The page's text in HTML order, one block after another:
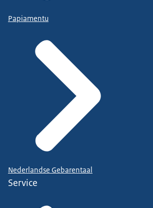
Papiamentu
Nederlandse Gebarentaal
Service